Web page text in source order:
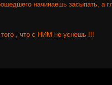
начинаешь засыпать, а
того , что с НИМ не уснешь !!!